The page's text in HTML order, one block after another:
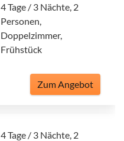
4 Tage / 3 Nächte, 2
Personen,
Doppelzimmer,
Frühstück
Zum Angebot
4 Tage / 3 Nächte, 2